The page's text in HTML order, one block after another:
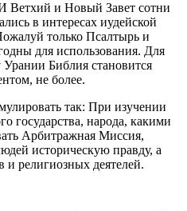
Ветхий и Новый Завет сотни
в интересах иудейской
только Псалтырь и
для использования. Для
Библия становится
не более.
так: При изучении
государства, народа, какими
Арбитражная Миссия,
историческую правду, а
и религиозных деятелей.